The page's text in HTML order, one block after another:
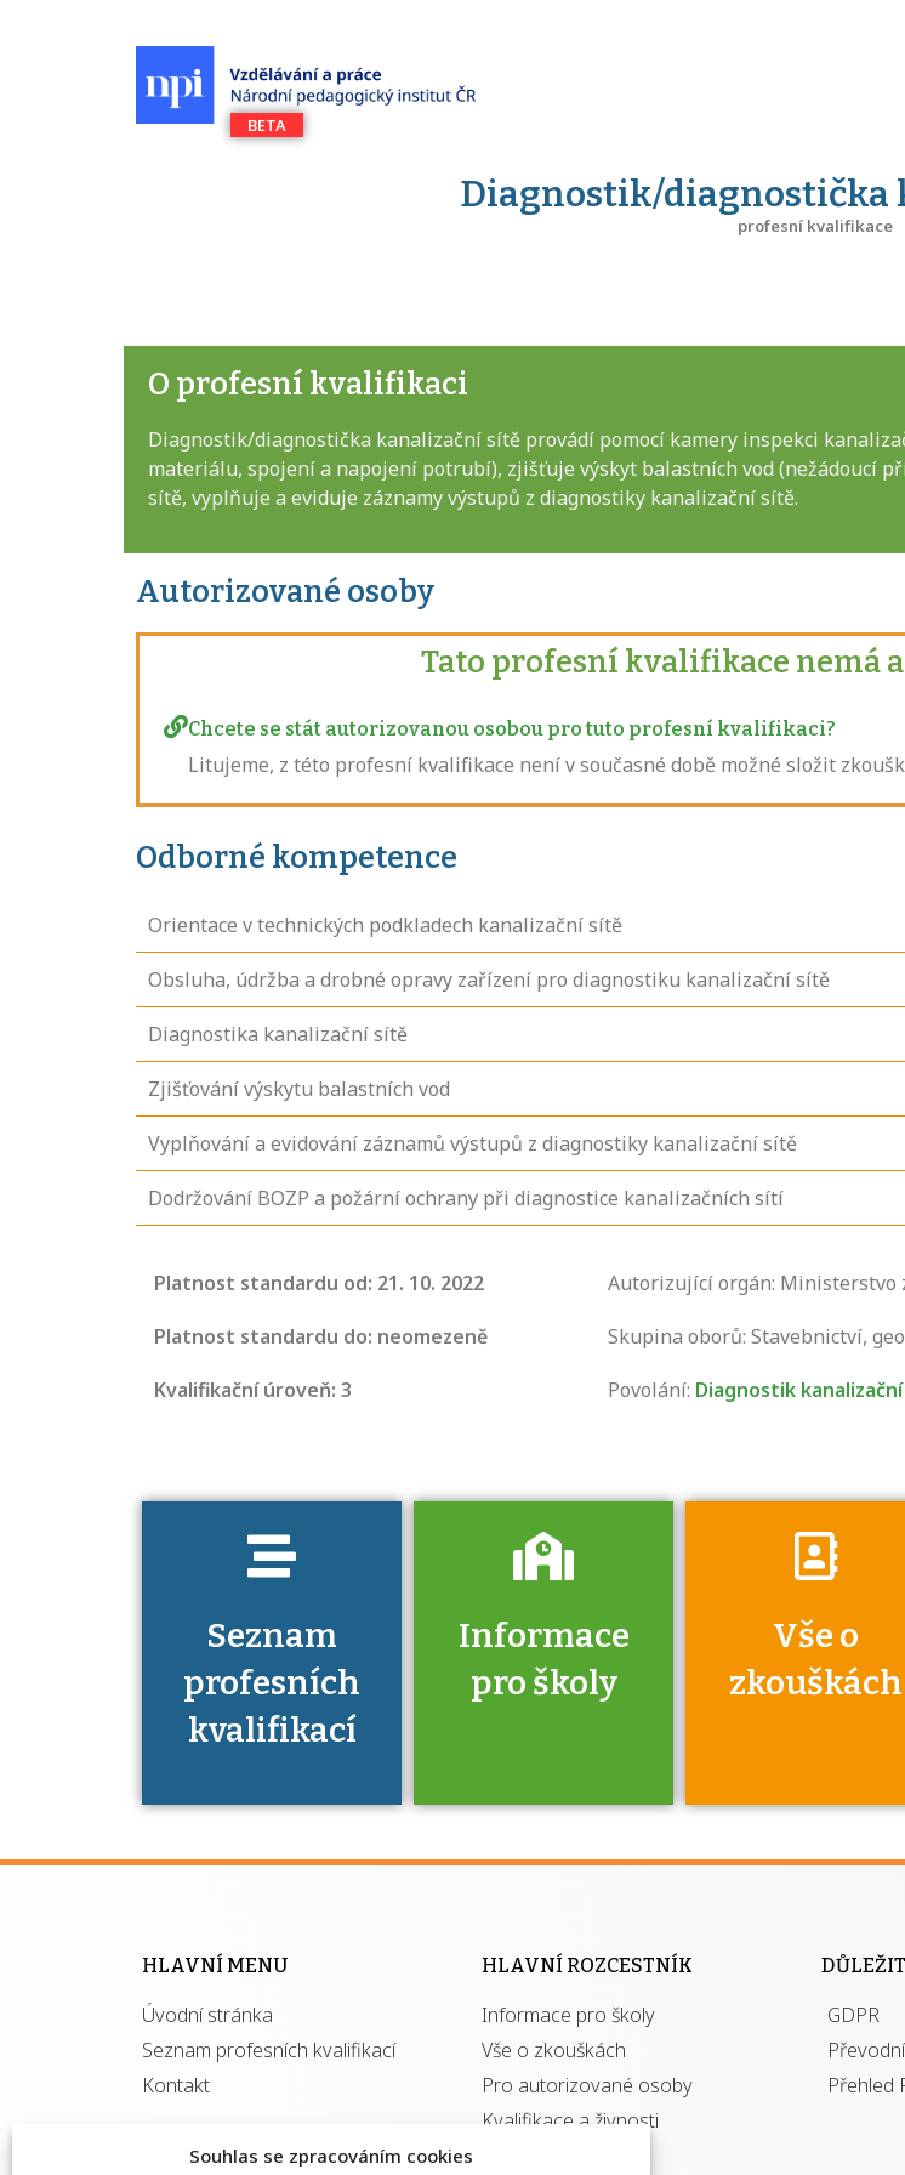
Souhlas se zpracováním cookies
Diagnostik/diagnostička
profesní kvalifikace
O profesní kvalifikaci
Diagnostik/diagnostička kanalizační sítě provádí pomocí kamery inspekci
materiálu, spojení a napojení potrubí), zjišťuje výskyt balastních vod (nežádoucí
sítě, vyplňuje a eviduje záznamy výstupů z diagnostiky kanalizační sítě.
Autorizované osoby
Tato profesní kvalifikace nemá
Chcete se stát autorizovanou osobou pro tuto profesní kvalifikaci?
Litujeme, z této profesní kvalifikace není v současné době možné složit
Odborné kompetence
Orientace v technických podkladech kanalizační sítě
Obsluha, údržba a drobné opravy zařízení pro diagnostiku kanalizační sítě
Diagnostika kanalizační sítě
Zjišťování výskytu balastních vod
Vyplňování a evidování záznamů výstupů z diagnostiky kanalizační sítě
Dodržování BOZP a požární ochrany při diagnostice kanalizačních sítí
Platnost standardu od: 21. 10. 2022
Platnost standardu do: neomezeně
Kvalifikační úroveň: 3
Autorizující orgán: Ministerstvo
Skupina oborů: Stavebnictví,
Povolání: Diagnostik
Seznam
profesních
kvalifikací
seznam
kvalifikací. Víte,
musíte pro danou
Informace
pro školy
Víte, že jako škola
kvalifikací jisté
získávání
autorizací?
Vše o
zkouškách
Zjistěte, jak se
zkoušce a kde
o tom, kdo vás
HLAVNÍ MENU
Úvodní stránka
Seznam profesních kvalifikací
Kontakt
HLAVNÍ ROZCESTNÍK
Informace pro školy
Vše o zkouškách
Pro autorizované osoby
Kvalifikace a živnosti
GDPR
Přehled